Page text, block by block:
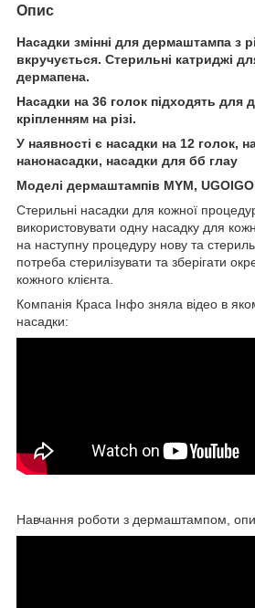
Опис
Насадки змінні для дермаштампа з
вкручується. Стерильні катриджі
дермапена.
Насадки на 36 голок підходять для
кріпленням на різі.
У наявності є насадки на 12 голок,
нанонасадки, насадки для бб глау
Моделі дермаштампів MYM, UGOIGO
Стерильні насадки для кожної
використовувати одну насадку для
на наступну процедуру нову та
потреба стерилізувати та зберігати
кожного клієнта.
Компанія Краса Інфо зняла відео в
насадки:
Навчання роботи з дермаштампом,